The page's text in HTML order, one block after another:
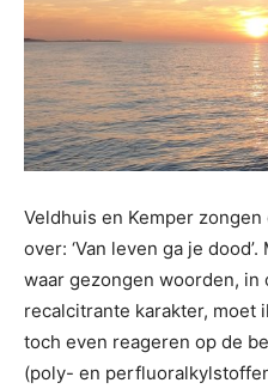
Veldhuis en Kemper
over: ‘Van leven ga je
waar gezongen woorden, in
recalcitrante karakter, moet
toch even reageren op de
(poly- en